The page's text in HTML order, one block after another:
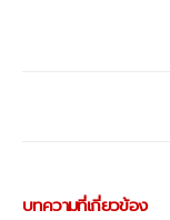
บทความที่เกี่ยวข้อง